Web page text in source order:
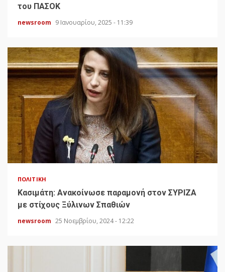
του ΠΑΣΟΚ
newsroom 9 Ιανουαρίου, 2025 - 11:39
ΠΟΛΙΤΙΚΉ
Κασιμάτη: Ανακοίνωσε παραμονή στον ΣΥΡΙΖΑ
με στίχους Ξύλινων Σπαθιών
newsroom 25 Νοεμβρίου, 2024 - 12:22